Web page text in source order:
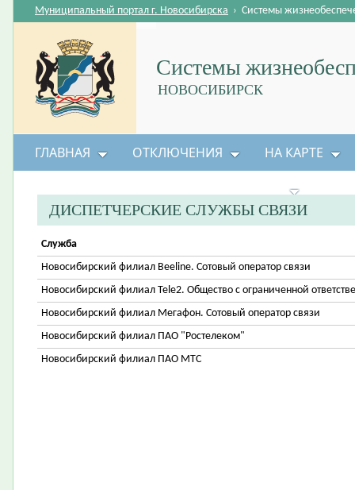
Системы
НОВОСИБИРСК
Муниципальный портал г. Новосибирска › Системы
ГЛАВНАЯ ОТКЛЮЧЕНИЯ НА КАРТЕ
ДИСПЕТЧЕРСКИЕ СЛУЖБЫ СВЯЗИ
Служба
Новосибирский филиал Beeline. Сотовый оператор связи
Новосибирский филиал Tele2. Общество с ограниченной
Новосибирский филиал Мегафон. Сотовый оператор связи
Новосибирский филиал ПАО "Ростелеком"
Новосибирский филиал ПАО МТС